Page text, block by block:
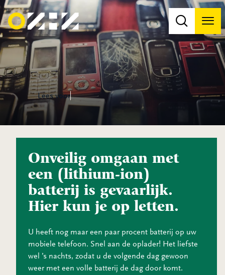
Lees voor
Onveilig omgaan met
een (lithium-ion)
batterij is gevaarlijk.
Hier kun je op letten.
U heeft nog maar een paar procent batterij op uw
mobiele telefoon. Snel aan de oplader! Het liefste
wel ’s nachts, zodat u de volgende dag gewoon
weer met een volle batterij de dag door komt.